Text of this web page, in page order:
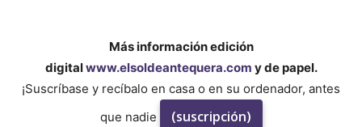
Más información edición
digitalwww.elsoldeantequera.com y de papel.
¡Suscríbase y recíbalo en casa o en su ordenador, antes
que nadie
(suscripción)